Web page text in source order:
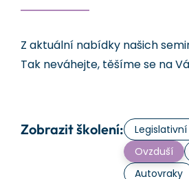
Z aktuální nabídky našich
Tak neváhejte, těšíme se na
Zobrazit školení:
Ovzduší
Autovraky